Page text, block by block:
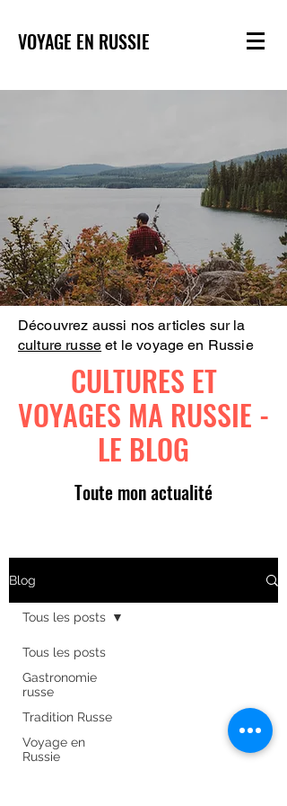
VOYAGE EN RUSSIE
Découvrez aussi nos articles sur la
culture russe et le voyage en Russie
CULTURES ET
VOYAGES MA RUSSIE -
LE BLOG
Toute mon actualité
Blog
Tous les posts
Gastronomie
russe
Tradition Russe
Voyage en
Russie
Tous les posts